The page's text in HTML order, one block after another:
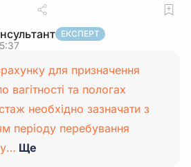
ЕКСПЕРТ
для призначення
вагітності та пологах
необхідно зазначати з
періоду перебування
у… Ще